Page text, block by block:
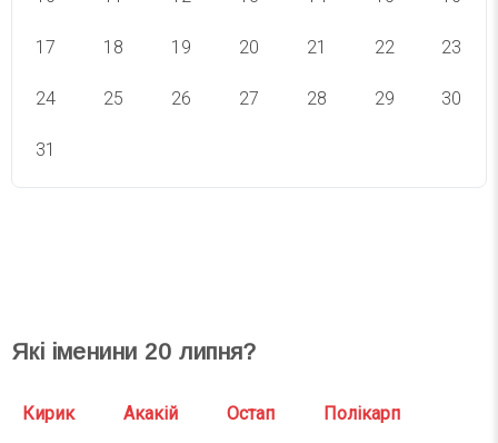
17 18 19 20 21 22 23
24 25 26 27 28 29 30
31
Які іменини 20 липня?
Кирик Акакій Остап Полікарп